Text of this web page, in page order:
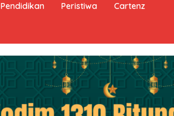
Pendidikan Peristiwa Cartenz